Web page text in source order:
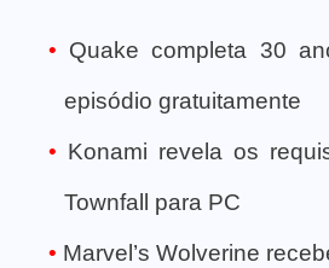
Quake completa 30
episódio gratuitamente
Konami revela os
Townfall para PC
Marvel’s Wolverine